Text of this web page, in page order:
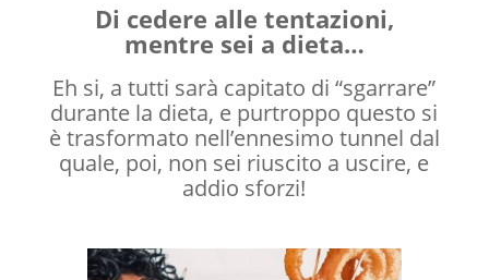
Di cedere alle tentazioni,
mentre sei a dieta…
Eh si, a tutti sarà capitato di “sgarrare”
durante la dieta, e purtroppo questo si
è trasformato nell’ennesimo tunnel dal
quale, poi, non sei riuscito a uscire, e
addio sforzi!